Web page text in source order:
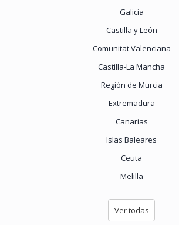
Galicia
Castilla y León
Comunitat Valenciana
Castilla-La Mancha
Región de Murcia
Extremadura
Canarias
Islas Baleares
Ceuta
Melilla
Ver todas